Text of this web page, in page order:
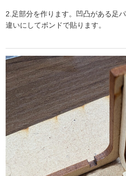
2.足部分を作ります。凹凸がある足
違いにしてボンドで貼ります。